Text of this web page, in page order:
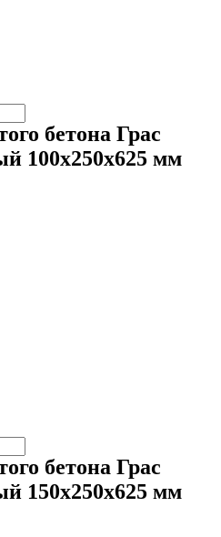
бетона Грас
100х250х625 мм
бетона Грас
150х250х625 мм